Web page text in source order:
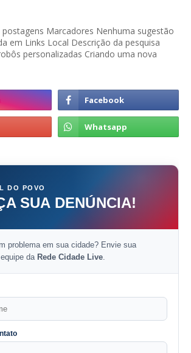
Marcadores Nenhuma sugestão
em Links Local Descrição da pesquisa
personalizadas Criando uma nova
DO POVO
SUA DENÚNCIA!
problema em sua cidade? Envie sua
da Rede Cidade Live